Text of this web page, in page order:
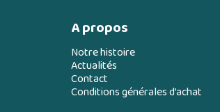
A propos
Notre histoire
Actualités
Contact
Conditions générales d’achat